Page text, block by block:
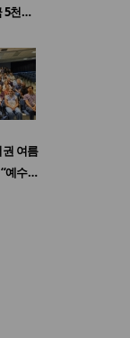
5천…
권 여름
예수…